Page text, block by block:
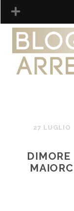
27 LUGLIO
DIMORE